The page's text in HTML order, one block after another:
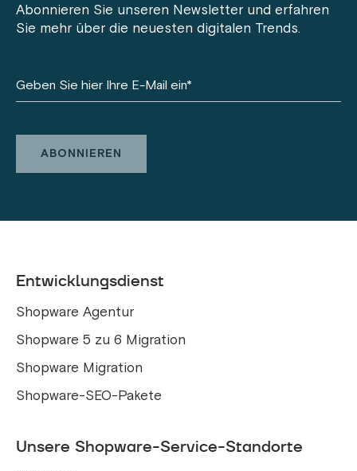
Abonnieren Sie unseren Newsletter und erfahren
Sie mehr über die neuesten digitalen Trends.
Entwicklungsdienst
Shopware Agentur
Shopware 5 zu 6 Migration
Shopware Migration
Shopware-SEO-Pakete
Unsere Shopware-Service-Standorte